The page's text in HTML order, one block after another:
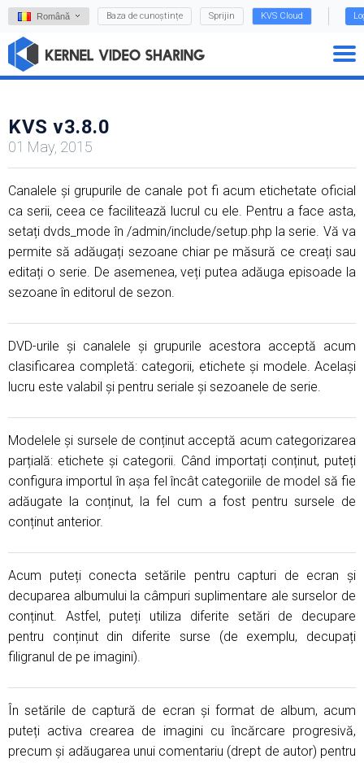
Română Baza de cunoștințe Sprijin KVS Cloud
KVS v3.8.0
01 May, 2015
Canalele și grupurile de canale pot fi acum etichetate oficial
ca serii, ceea ce facilitează lucrul cu ele. Pentru a face asta,
setați dvds_mode în /admin/include/setup.php la serie. Vă va
permite să adăugați sezoane chiar pe măsură ce creați sau
editați o serie. De asemenea, veți putea adăuga episoade la
sezoane în editorul de sezon.
DVD-urile și canalele și grupurile acestora acceptă acum
clasificarea completă: categorii, etichete și modele. Același
lucru este valabil și pentru seriale și sezoanele de serie.
Modelele și sursele de conținut acceptă acum categorizarea
parțială: etichete și categorii. Când importați conținut, puteți
configura importul în așa fel încât categoriile de model să fie
adăugate la conținut, la fel cum a fost pentru sursele de
conținut anterior.
Acum puteți conecta setările pentru capturi de ecran și
decuparea albumului la câmpuri suplimentare ale surselor de
conținut. Astfel, puteți utiliza diferite setări de decupare
pentru conținut din diferite surse (de exemplu, decupați
filigranul de pe imagini).
În setările de captură de ecran și format de album, acum
puteți activa crearea de imagini cu încărcare progresivă,
precum și adăugarea unui comentariu (drept de autor) pentru